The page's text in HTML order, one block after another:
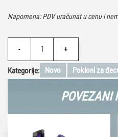
Napomena: PDV uračunat u cenu i
-
M
–
količina
+
Kategorije: Novo Pokloni za
POVEZANI